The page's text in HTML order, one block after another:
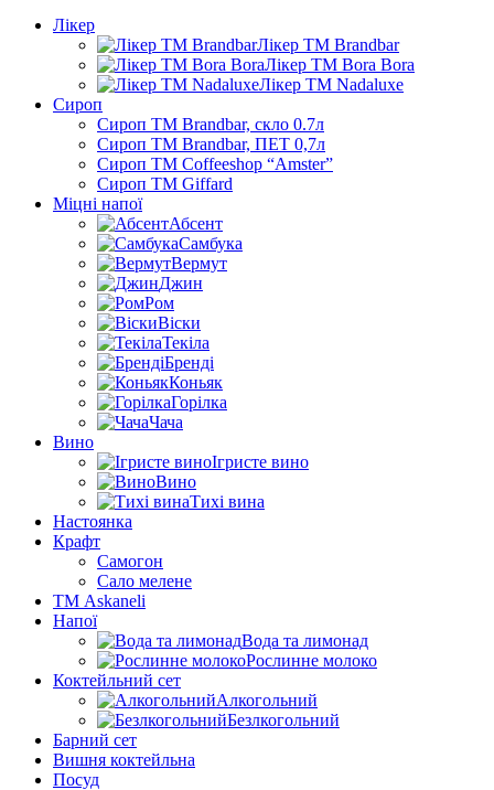
Лікер
Лікер ТМ Brandbar
Лікер ТМ Bora Bora
Лікер ТМ Nadaluxe
Сироп
Сироп TM Brandbar, скло 0.7л
Сироп TM Brandbar, ПЕТ 0,7л
Сироп TM Coffeeshop “Amster”
Сироп TM Giffard
Міцні напої
Абсент
Самбука
Вермут
Джин
Ром
Віски
Текіла
Бренді
Коньяк
Горілка
Чача
Вино
Ігристе вино
Вино
Тихі вина
Настоянка
Крафт
Самогон
Сало мелене
ТМ Askaneli
Напої
Вода та лимонад
Рослинне молоко
Коктейльний сет
Алкогольний
Безлкогольний
Барний сет
Вишня коктейльна
Посуд